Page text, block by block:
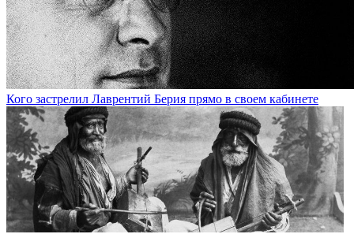
Кого застрелил Лаврентий Берия прямо в своем кабинете